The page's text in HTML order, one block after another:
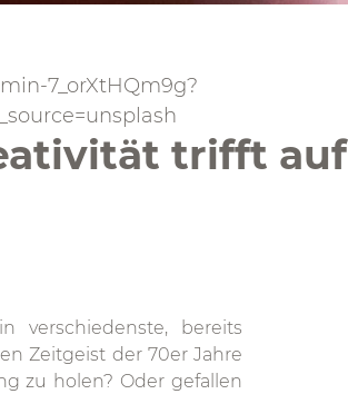
7_orXtHQm9g?
trifft auf
verschiedenste, bereits
Zeitgeist der 70er Jahre
zu holen? Oder gefallen